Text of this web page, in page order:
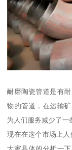
耐磨陶瓷管道是有
物的管道，在运输
为人们服务减少了一
现在在这个市场上
大家具体的分析一